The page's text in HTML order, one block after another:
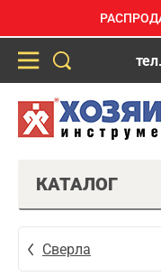
КАТАЛОГ
Сверла